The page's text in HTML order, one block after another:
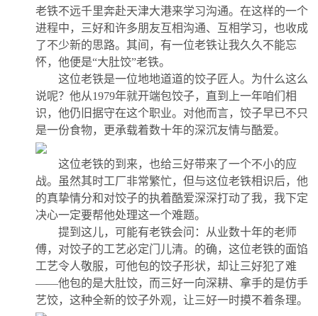
老铁不远千里奔赴天津大港来学习沟通。在这样的一个
进程中，三好和许多朋友互相沟通、互相学习，也收成
了不少新的思路。其间，有一位老铁让我久久不能忘
怀，他便是“大肚饺”老铁。
这位老铁是一位地地道道的饺子匠人。为什么这么
说呢？他从1979年就开端包饺子，直到上一年咱们相
识，他仍旧据守在这个职业。对他而言，饺子早已不只
是一份食物，更承载着数十年的深沉友情与酷爱。
这位老铁的到来，也给三好带来了一个不小的应
战。虽然其时工厂非常繁忙，但与这位老铁相识后，他
的真挚情分和对饺子的执着酷爱深深打动了我，我下定
决心一定要帮他处理这一个难题。
提到这儿，可能有老铁会问：从业数十年的老师
傅，对饺子的工艺必定门儿清。的确，这位老铁的面馅
工艺令人敬服，可他包的饺子形状，却让三好犯了难
——他包的是大肚饺，而三好一向深耕、拿手的是仿手
艺饺，这种全新的饺子外观，让三好一时摸不着条理。